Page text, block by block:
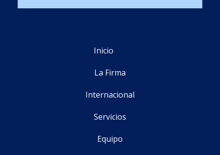
Inicio
La Firma
Internacional
Servicios
Equipo